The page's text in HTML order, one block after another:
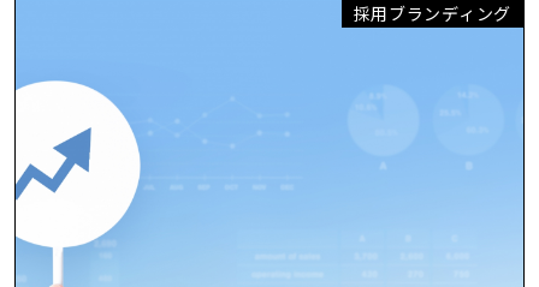
採用ブランディング